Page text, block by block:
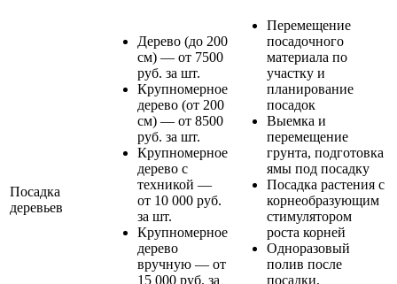
Посадка
деревьев
Дерево (до 200
см) — от 7500
руб. за шт.
Крупномерное
дерево (от 200
см) — от 8500
руб. за шт.
Крупномерное
дерево с
техникой —
от 10 000 руб.
за шт.
Крупномерное
дерево
вручную — от
15 000 руб. за
Перемещение
посадочного
материала по
участку и
планирование
посадок
Выемка и
перемещение
грунта, подготовка
ямы под посадку
Посадка растения с
корнеобразующим
стимулятором
роста корней
Одноразовый
полив после
посадки,